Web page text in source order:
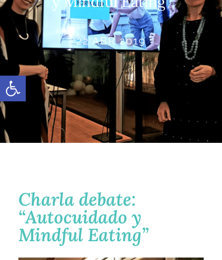
Abrir barra de herramientas
22 ABR 2019
Charla debate:
“Autocuidado y
Mindful Eating”